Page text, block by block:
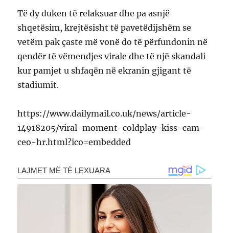
Të dy duken të relaksuar dhe pa asnjë
shqetësim, krejtësisht të pavetëdijshëm se
vetëm pak çaste më vonë do të përfundonin në
qendër të vëmendjes virale dhe të një skandali
kur pamjet u shfaqën në ekranin gjigant të
stadiumit.
https://www.dailymail.co.uk/news/article-
14918205/viral-moment-coldplay-kiss-cam-
ceo-hr.html?ico=embedded